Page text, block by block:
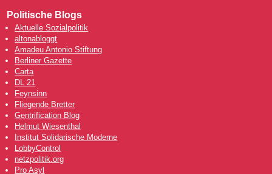
Politische Blogs
Aktuelle Sozialpolitik
altonabloggt
Amadeu Antonio Stiftung
Berliner Gazette
Carta
DL 21
Feynsinn
Fliegende Bretter
Gentrification Blog
Helmut Wiesenthal
Institut Solidarische Moderne
LobbyControl
netzpolitik.org
Pro Asyl